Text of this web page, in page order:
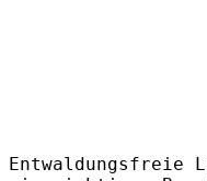
Entwaldungsfreie